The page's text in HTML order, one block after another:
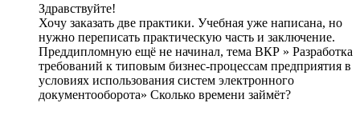
Здравствуйте!
Хочу заказать две практики. Учебная уже написана, но
нужно переписать практическую часть и заключение.
Преддипломную ещё не начинал, тема ВКР » Разработка
требований к типовым бизнес-процессам предприятия в
условиях использования систем электронного
документооборота» Сколько времени займёт?